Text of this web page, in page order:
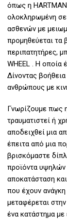
όπως η
ολοκληρωμένη
ασθενών με
προμηθεύεται τα
περιπατητήρες,
WHEEL . Η οποία
Δίνοντας
ανθρώπους με
Γνωρίζουμε πως
τραυματιστεί ή
αποδειχθεί μια
έπειτα από μια
βρισκόμαστε
προϊόντα
αποκατάσταση
που έχουν
μεταφέρεται
ένα κατάστημα